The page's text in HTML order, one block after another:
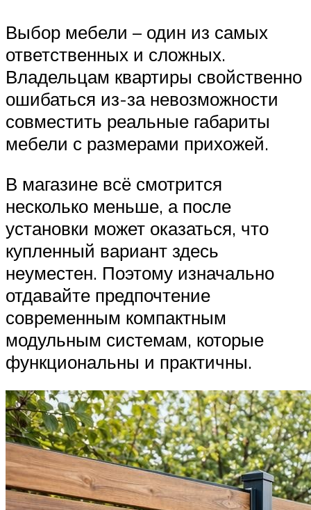
Выбор мебели – один из самых
ответственных и сложных.
Владельцам квартиры свойственно
ошибаться из-за невозможности
совместить реальные габариты
мебели с размерами прихожей.
В магазине всё смотрится
несколько меньше, а после
установки может оказаться, что
купленный вариант здесь
неуместен. Поэтому изначально
отдавайте предпочтение
современным компактным
модульным системам, которые
функциональны и практичны.